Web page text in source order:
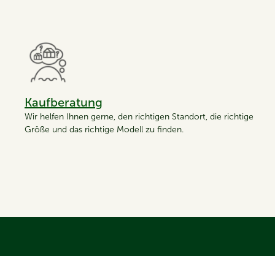
Kaufberatung
Wir helfen Ihnen gerne, den richtigen Standort, die richtige
Größe und das richtige Modell zu finden.